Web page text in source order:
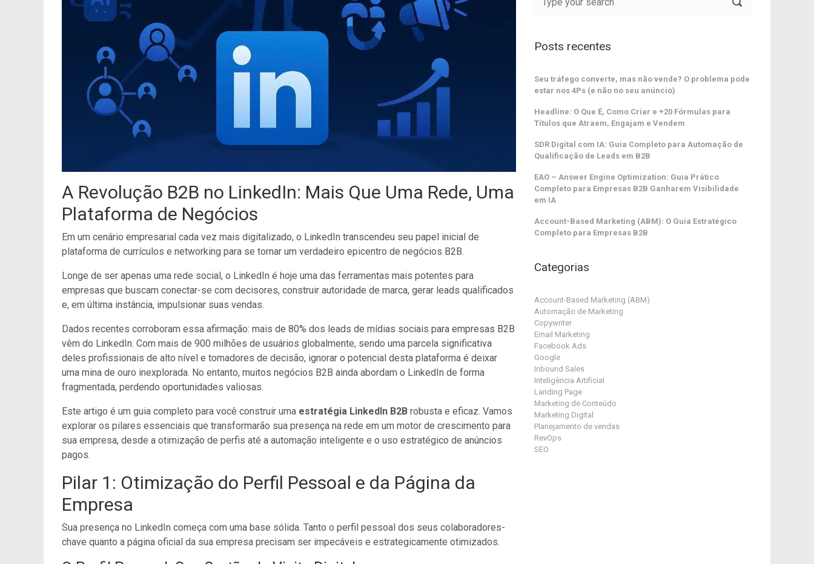
A Revolução B2B no LinkedIn: Mais Que Uma Rede, Uma
Plataforma de Negócios
Em um cenário empresarial cada vez mais digitalizado, o LinkedIn transcendeu seu papel inicial de
plataforma de currículos e networking para se tornar um verdadeiro epicentro de negócios B2B.
Longe de ser apenas uma rede social, o LinkedIn é hoje uma das ferramentas mais potentes para
empresas que buscam conectar-se com decisores, construir autoridade de marca, gerar leads qualificados
e, em última instância, impulsionar suas vendas.
Dados recentes corroboram essa afirmação: mais de 80% dos leads de mídias sociais para empresas B2B
vêm do LinkedIn. Com mais de 900 milhões de usuários globalmente, sendo uma parcela significativa
deles profissionais de alto nível e tomadores de decisão, ignorar o potencial desta plataforma é deixar
uma mina de ouro inexplorada. No entanto, muitos negócios B2B ainda abordam o LinkedIn de forma
fragmentada, perdendo oportunidades valiosas.
Este artigo é um guia completo para você construir uma estratégia LinkedIn B2B robusta e eficaz. Vamos
explorar os pilares essenciais que transformarão sua presença na rede em um motor de crescimento para
sua empresa, desde a otimização de perfis até a automação inteligente e o uso estratégico de anúncios
pagos.
Pilar 1: Otimização do Perfil Pessoal e da Página da
Empresa
Sua presença no LinkedIn começa com uma base sólida. Tanto o perfil pessoal dos seus colaboradores-
chave quanto a página oficial da sua empresa precisam ser impecáveis e estrategicamente otimizados.
Posts recentes
Seu tráfego converte, mas não vende? O problema pode
estar nos 4Ps (e não no seu anúncio)
Headline: O Que É, Como Criar e +20 Fórmulas para
Títulos que Atraem, Engajam e Vendem
SDR Digital com IA: Guia Completo para Automação de
Qualificação de Leads em B2B
EAO – Answer Engine Optimization: Guia Prático
Completo para Empresas B2B Ganharem Visibilidade
em IA
Account-Based Marketing (ABM): O Guia Estratégico
Completo para Empresas B2B
Categorias
Account-Based Marketing (ABM)
Automação de Marketing
Copywriter
Email Marketing
Facebook Ads
Google
Inbound Sales
Inteligência Artificial
Landing Page
Marketing de Conteúdo
Marketing Digital
Planejamento de vendas
RevOps
SEO